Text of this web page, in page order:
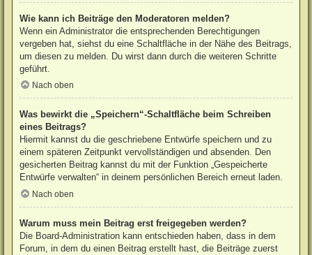
Wie kann ich Beiträge den Moderatoren melden?
Wenn ein Administrator die entsprechenden Berechtigungen
vergeben hat, siehst du eine Schaltfläche in der Nähe des Beitrags,
um diesen zu melden. Du wirst dann durch die weiteren Schritte
geführt.
Nach oben
Was bewirkt die „Speichern“-Schaltfläche beim Schreiben
eines Beitrags?
Hiermit kannst du die geschriebene Entwürfe speichern und zu
einem späteren Zeitpunkt vervollständigen und absenden. Den
gesicherten Beitrag kannst du mit der Funktion „Gespeicherte
Entwürfe verwalten“ in deinem persönlichen Bereich erneut laden.
Nach oben
Warum muss mein Beitrag erst freigegeben werden?
Die Board-Administration kann entschieden haben, dass in dem
Forum, in dem du einen Beitrag erstellt hast, die Beiträge zuerst